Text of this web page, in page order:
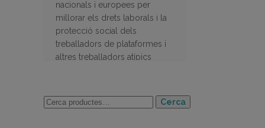
nacionals i europees per
millorar els drets laborals i la
protecció social dels
treballadors de plataformes i
altres treballadors atípics
Cerca